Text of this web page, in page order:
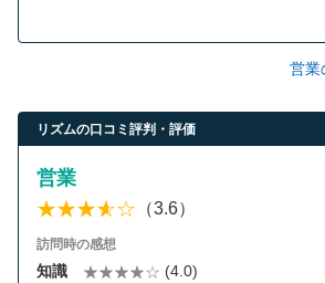
営業
リズムの口コミ評判・評価
営業
（3.6）
訪問時の感想
知識
(4.0)